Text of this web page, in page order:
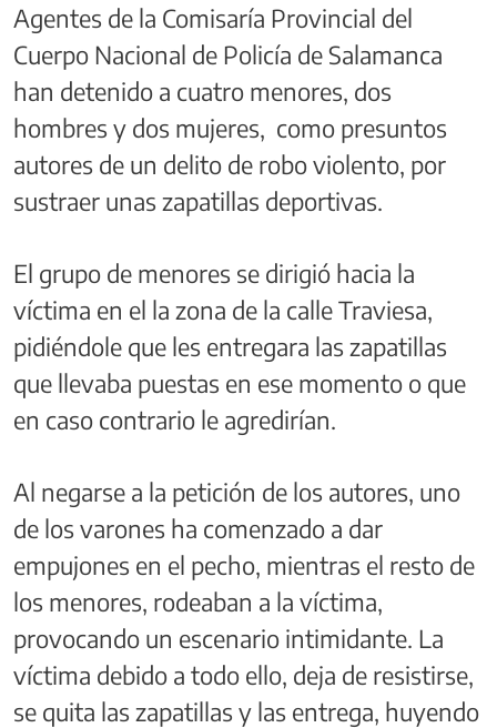
Agentes de la Comisaría Provincial del
Cuerpo Nacional de Policía de Salamanca
han detenido a cuatro menores, dos
hombres y dos mujeres, como presuntos
autores de un delito de robo violento, por
sustraer unas zapatillas deportivas.
El grupo de menores se dirigió hacia la
víctima en el la zona de la calle Traviesa,
pidiéndole que les entregara las zapatillas
que llevaba puestas en ese momento o que
en caso contrario le agredirían.
Al negarse a la petición de los autores, uno
de los varones ha comenzado a dar
empujones en el pecho, mientras el resto de
los menores, rodeaban a la víctima,
provocando un escenario intimidante. La
víctima debido a todo ello, deja de resistirse,
se quita las zapatillas y las entrega, huyendo